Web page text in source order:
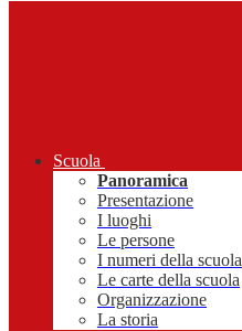
Scuola
Panoramica
Presentazione
I luoghi
Le persone
I numeri della scuola
Le carte della scuola
Organizzazione
La storia